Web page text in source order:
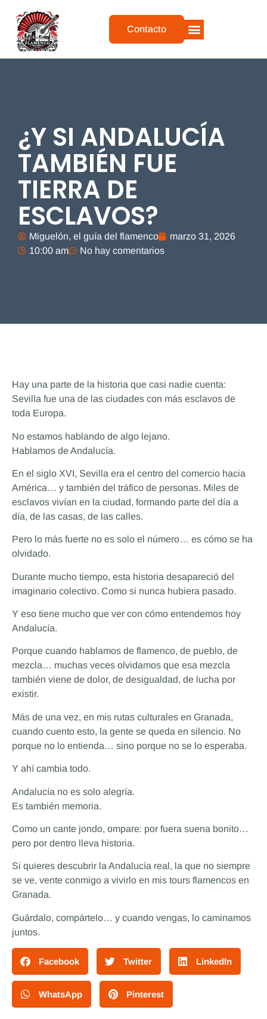
Contacto
¿Y SI ANDALUCÍA
TAMBIÉN FUE
TIERRA DE
ESCLAVOS?
Miguelón, el guía del flamenco
marzo 31, 2026
10:00 am
No hay comentarios
Hay una parte de la historia que casi nadie cuenta:
Sevilla fue una de las ciudades con más esclavos de
toda Europa.
No estamos hablando de algo lejano.
Hablamos de Andalucía.
En el siglo XVI, Sevilla era el centro del comercio hacia
América… y también del tráfico de personas. Miles de
esclavos vivían en la ciudad, formando parte del día a
día, de las casas, de las calles.
Pero lo más fuerte no es solo el número… es cómo se ha
olvidado.
Durante mucho tiempo, esta historia desapareció del
imaginario colectivo. Como si nunca hubiera pasado.
Y eso tiene mucho que ver con cómo entendemos hoy
Andalucía.
Porque cuando hablamos de flamenco, de pueblo, de
mezcla… muchas veces olvidamos que esa mezcla
también viene de dolor, de desigualdad, de lucha por
existir.
Más de una vez, en mis rutas culturales en Granada,
cuando cuento esto, la gente se queda en silencio. No
porque no lo entienda… sino porque no se lo esperaba.
Y ahí cambia todo.
Andalucía no es solo alegría.
Es también memoria.
Como un cante jondo, ompare: por fuera suena bonito…
pero por dentro lleva historia.
Si quieres descubrir la Andalucía real, la que no siempre
se ve, vente conmigo a vivirlo en mis tours flamencos en
Granada.
Guárdalo, compártelo… y cuando vengas, lo caminamos
juntos.
Facebook Twitter LinkedIn
WhatsApp Pinterest